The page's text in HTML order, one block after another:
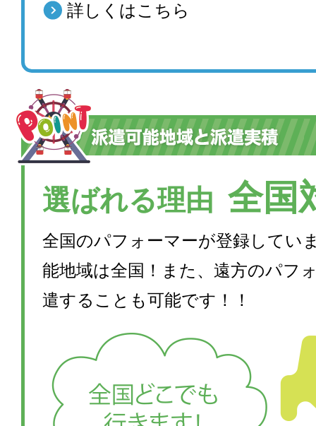
詳しくはこちら
選ばれる理由 全国
全国のパフォーマーが登録してい
能地域は全国！また、遠方のパフ
遣することも可能です！！